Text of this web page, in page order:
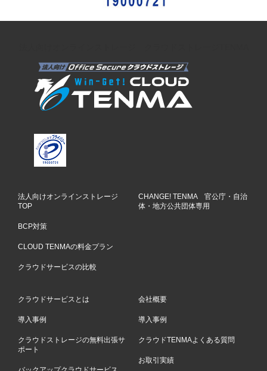
法人向けオンラインストレージ
TOP
BCP対策
CLOUD TENMAの料金プラン
クラウドサービスの比較
CHANGE! TENMA 官公庁・自治
体・地方公共団体専用
クラウドサービスとは
導入事例
クラウドストレージの無料出張サ
ポート
会社概要
導入事例
クラウドTENMAよくある質問
お取引実績